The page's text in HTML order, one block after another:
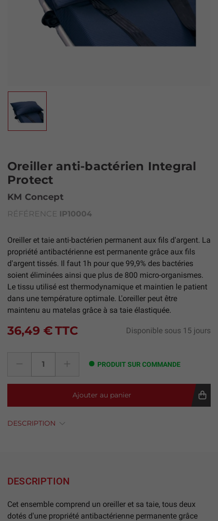
Oreiller anti-bactérien Integral
Protect
KM Concept
RÉFÉRENCE IP10004
Oreiller et taie anti-bactérien permanent aux fils d'argent. La
propriété antibactérienne est permanente grâce aux fils
d'argent tissés. Il faut 1h pour que 99,9% des bactéries
soient éliminées ainsi que plus de 800 micro-organismes.
Le tissu utilisé est thermodynamique et maintien le patient
dans une température optimale. L'oreiller peut être
maintenu au matelas grâce à sa taie élastiquée.
36,49 €TTC Disponible sous 15 jours
PRODUIT SUR COMMANDE
Ajouter au panier
DESCRIPTION
DESCRIPTION
Cet ensemble comprend un oreiller et sa taie, tous deux
dotés d'une propriété antibactérienne permanente grâce